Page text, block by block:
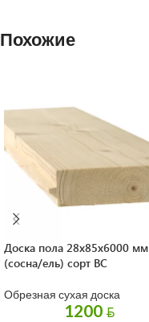
Похожие
Доска пола 28х85х6000 мм
(сосна/ель) cорт BC
Обрезная сухая доска
1200 BYN